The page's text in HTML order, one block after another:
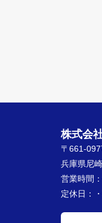
株式会
〒661-
兵庫県尼
営業時間：
定休日：